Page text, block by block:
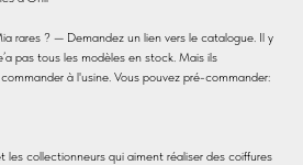
rares ? — Demandez un lien vers le catalogue. Il y
pas tous les modèles en stock. Mais ils
à l'usine. Vous pouvez pré-commander:
les collectionneurs qui aiment réaliser des coiffures